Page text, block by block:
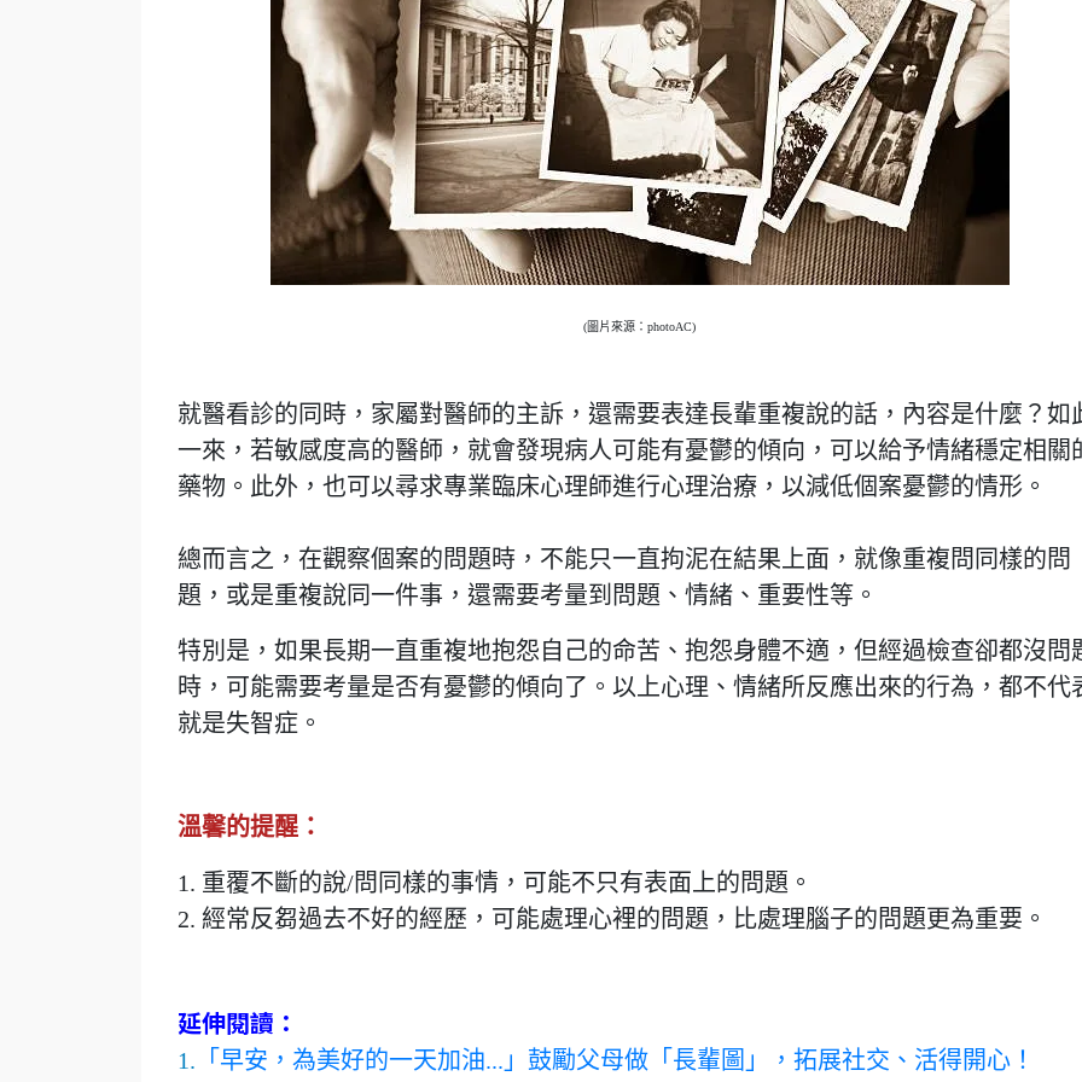
(圖片來源：photoAC)
就醫看診的同時，家屬對醫師的主訴，還需要表達長輩重複說的話，內容是什麼？如
一來，若敏感度高的醫師，就會發現病人可能有憂鬱的傾向，可以給予情緒穩定相關
藥物。此外，也可以尋求專業臨床心理師進行心理治療，以減低個案憂鬱的情形。
總而言之，在觀察個案的問題時，不能只一直拘泥在結果上面，就像重複問同樣的問
題，或是重複說同一件事，還需要考量到問題、情緒、重要性等。
特別是，如果長期一直重複地抱怨自己的命苦、抱怨身體不適，但經過檢查卻都沒問
時，可能需要考量是否有憂鬱的傾向了。以上心理、情緒所反應出來的行為，都不代
就是失智症。
溫馨的提醒：
1. 重覆不斷的說/問同樣的事情，可能不只有表面上的問題。
2. 經常反芻過去不好的經歷，可能處理心裡的問題，比處理腦子的問題更為重要。
延伸閱讀：
1. 「早安，為美好的一天加油...」鼓勵父母做「長輩圖」，拓展社交、活得開心！